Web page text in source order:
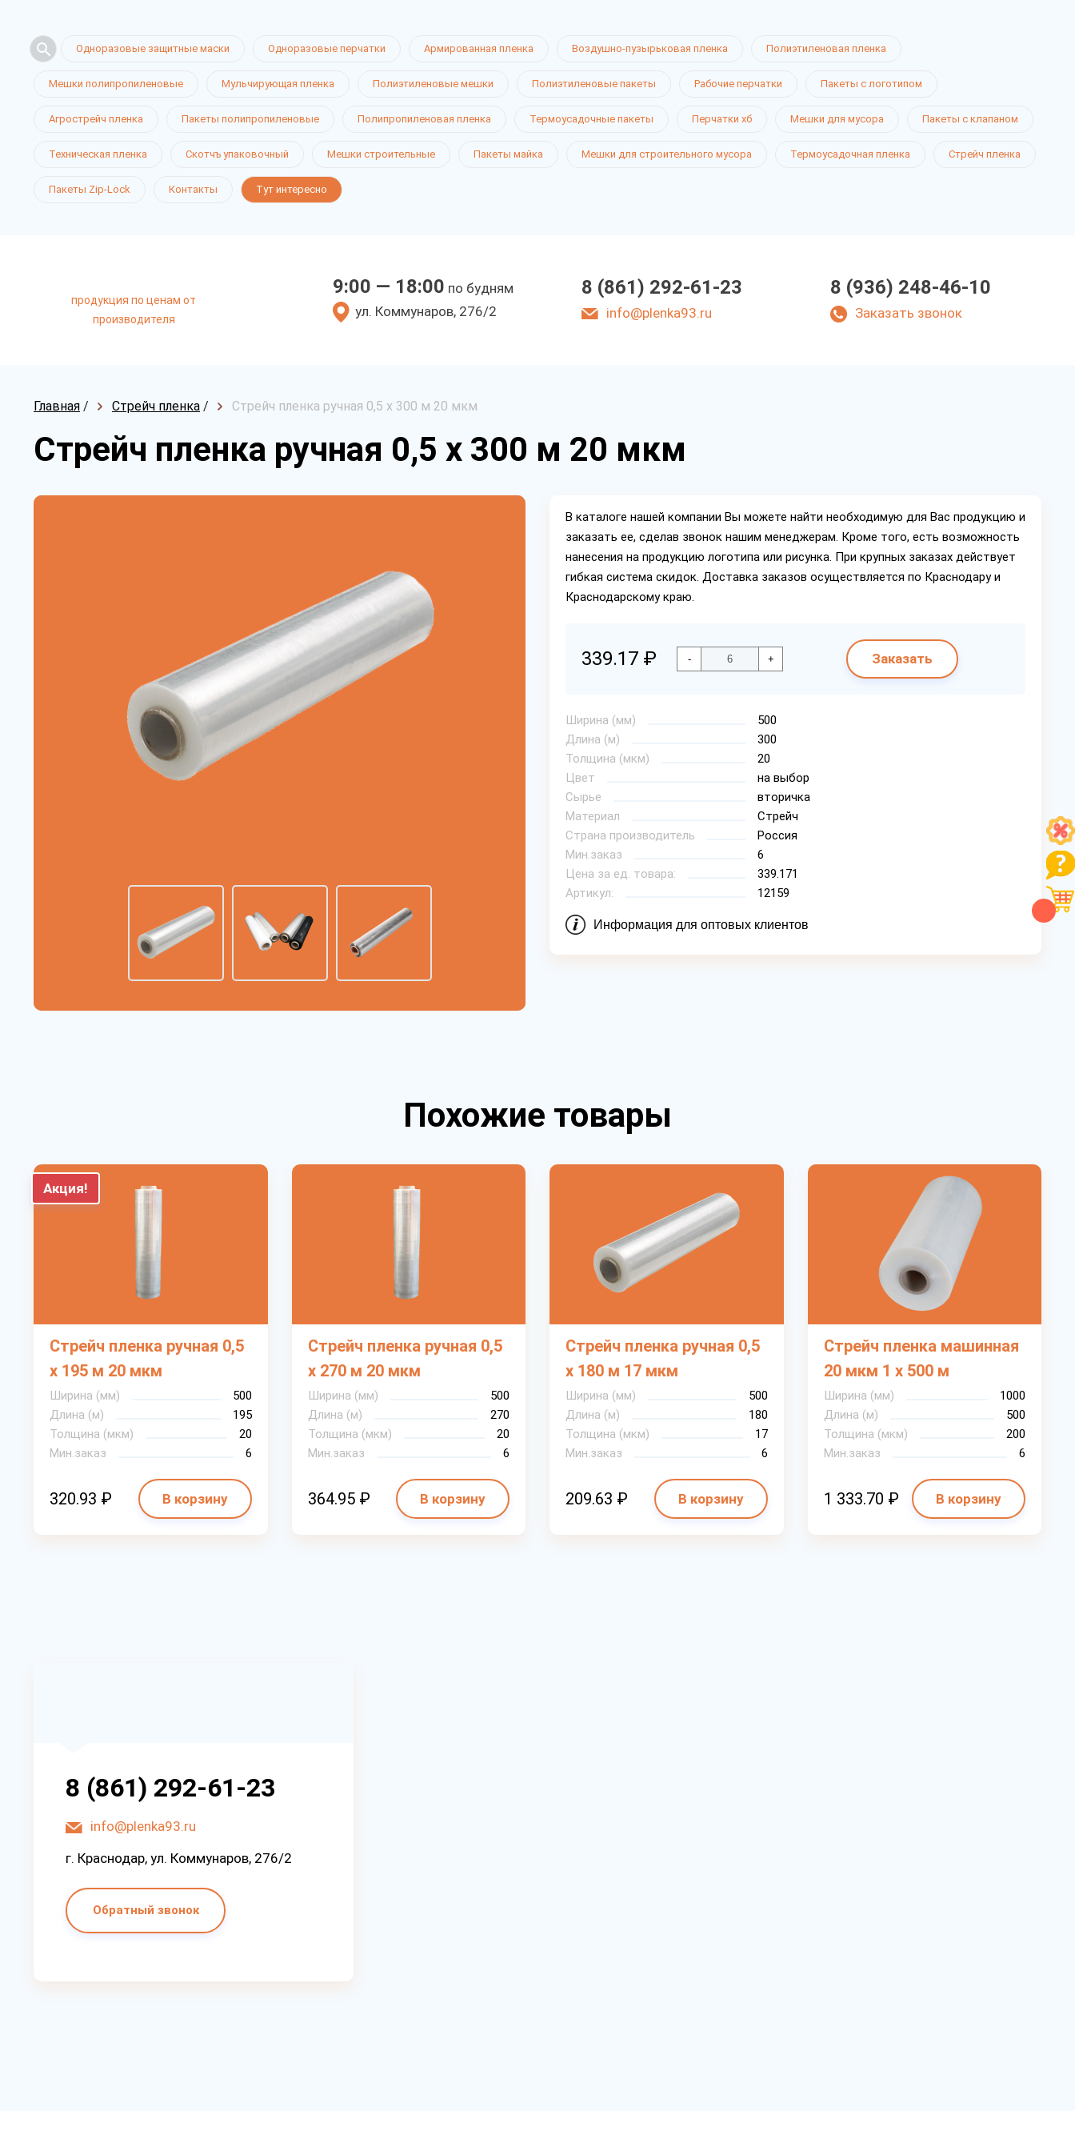
Одноразовые защитные маски Одноразовые перчатки Армированная пленка Воздушно-пузырьковая пленка Полиэтиленовая пленка
Мешки полипропиленовые Мульчирующая пленка Полиэтиленовые мешки Полиэтиленовые пакеты Рабочие перчатки Пакеты с логотипом
Агрострейч пленка Пакеты полипропиленовые Полипропиленовая пленка Термоусадочные пакеты Перчатки хб Мешки для мусора Пакеты с клапаном
Техническая пленка Скотчъ упаковочный Мешки строительные Пакеты майка Мешки для строительного мусора Термоусадочная пленка Стрейч пленка
Пакеты Zip-Lock Контакты Тут интересно
продукция по ценам от
производителя
9:00 — 18:00 по будням
ул. Коммунаров, 276/2
8 (861) 292-61-23
info@plenka93.ru
8 (936) 248-46-10
Заказать звонок
Главная / Стрейч пленка / Стрейч пленка ручная 0,5 х 300 м 20 мкм
Стрейч пленка ручная 0,5 х 300 м 20 мкм
В каталоге нашей компании Вы можете найти необходимую для Вас продукцию и
заказать ее, сделав звонок нашим менеджерам. Кроме того, есть возможность
нанесения на продукцию логотипа или рисунка. При крупных заказах действует
гибкая система скидок. Доставка заказов осуществляется по Краснодару и
Краснодарскому краю.
339.17 ₽ - + Заказать
Ширина (мм)
500
Длина (м)
300
Толщина (мкм)
20
Цвет
на выбор
Сырье
вторичка
Материал
Стрейч
Страна производитель
Россия
Мин.заказ
6
Цена за ед. товара:
339.171
Артикул:
12159
Информация для оптовых клиентов
Похожие товары
Акция!
Стрейч пленка ручная 0,5
х 195 м 20 мкм
Ширина (мм)
500
Длина (м)
195
Толщина (мкм)
20
Мин.заказ
6
320.93 ₽ В корзину
Стрейч пленка ручная 0,5
х 270 м 20 мкм
Ширина (мм)
500
Длина (м)
270
Толщина (мкм)
20
Мин.заказ
6
364.95 ₽ В корзину
Стрейч пленка ручная 0,5
х 180 м 17 мкм
Ширина (мм)
500
Длина (м)
180
Толщина (мкм)
17
Мин.заказ
6
209.63 ₽ В корзину
Стрейч пленка машинная
20 мкм 1 х 500 м
Ширина (мм)
1000
Длина (м)
500
Толщина (мкм)
200
Мин.заказ
6
1 333.70 ₽ В корзину
8 (861) 292-61-23
info@plenka93.ru
г. Краснодар, ул. Коммунаров, 276/2
Обратный звонок